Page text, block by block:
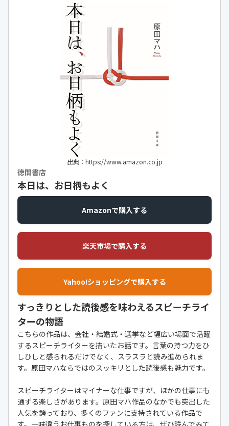
出典：https://www.amazon.co.jp
徳間書店
本日は、お日柄もよく
Amazonで購入する
楽天市場で購入する
Yahoo!ショッピングで購入する
すっきりとした読後感を味わえるスピーチライ
ターの物語
こちらの作品は、会社・結婚式・選挙など幅広い場面で活躍
するスピーチライターを描いたお話です。言葉の持つ力をひ
しひしと感られるだけでなく、スラスラと読み進められま
す。原田マハならではのスッキリとした読後感も魅力です。
スピーチライターはマイナーな仕事ですが、ほかの仕事にも
通ずる楽しさがあります。原田マハ作品のなかでも突出した
人気を誇っており、多くのファンに支持されている作品で
す。一味違うお仕事ものを探している方は、ぜひ読んでみて